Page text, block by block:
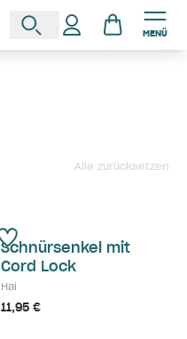
MENÜ
Alle zurücksetzen
Schnürsenkel mit
Cord Lock
Hai
11,95 €